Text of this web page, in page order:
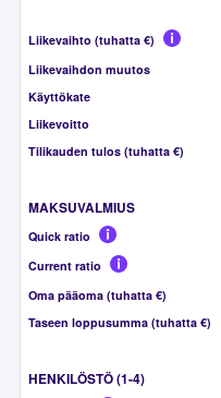
Liikevaihto (tuhatta €)
Liikevaihdon muutos
Käyttökate
Liikevoitto
Tilikauden tulos (tuhatta €)
MAKSUVALMIUS
Quick ratio
Current ratio
Oma pääoma (tuhatta €)
Taseen loppusumma (tuhatta €)
HENKILÖSTÖ (1-4)